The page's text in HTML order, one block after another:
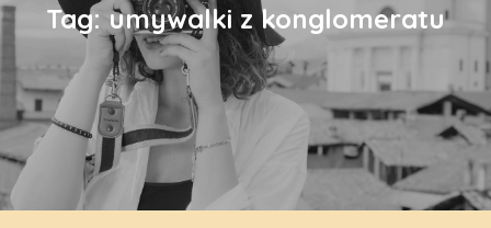
Tag: umywalki z konglomeratu